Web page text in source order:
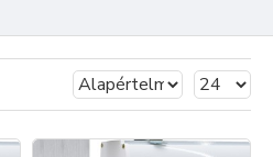
tokkall, műanyag
és 32 mm tengellyel
felszerelhető mennyezetre
Fém pattintó klipszek
melyeket legalább 1-1